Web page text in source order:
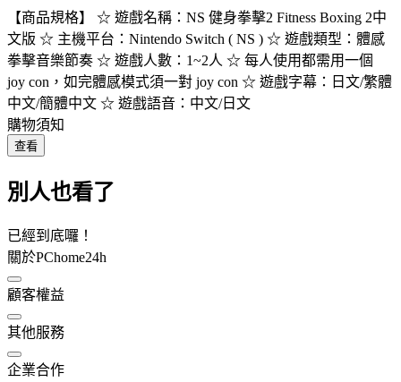
【商品規格】 ☆ 遊戲名稱：NS 健身拳擊2 Fitness Boxing 2中
文版 ☆ 主機平台：Nintendo Switch ( NS ) ☆ 遊戲類型：體感
拳擊音樂節奏 ☆ 遊戲人數：1~2人 ☆ 每人使用都需用一個
joy con，如完體感模式須一對 joy con ☆ 遊戲字幕：日文/繁體
中文/簡體中文 ☆ 遊戲語音：中文/日文
購物須知
查看
別人也看了
已經到底囉！
關於PChome24h
顧客權益
其他服務
企業合作